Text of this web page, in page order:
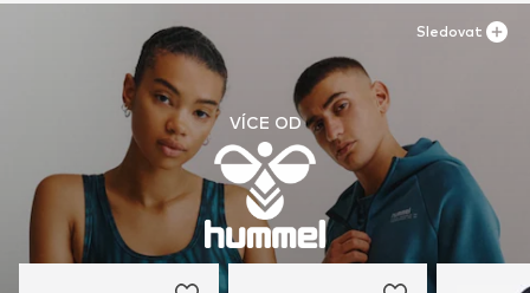
VÍCE OD
Sledovat